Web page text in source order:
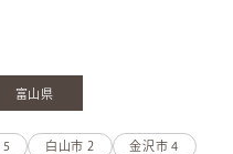
富山県
5 白山市 2 金沢市 4